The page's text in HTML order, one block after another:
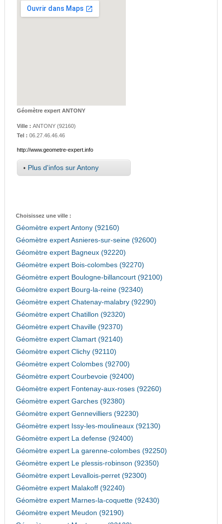
Géomètre expert ANTONY
Ville : ANTONY(92160)
Tel : 06.27.46.46.46
http://www.geometre-expert.info
• Plus d'infos sur Antony
Choisissez une ville :
Géomètre expert Antony (92160)
Géomètre expert Asnieres-sur-seine (92600)
Géomètre expert Bagneux (92220)
Géomètre expert Bois-colombes (92270)
Géomètre expert Boulogne-billancourt (92100)
Géomètre expert Bourg-la-reine (92340)
Géomètre expert Chatenay-malabry (92290)
Géomètre expert Chatillon (92320)
Géomètre expert Chaville (92370)
Géomètre expert Clamart (92140)
Géomètre expert Clichy (92110)
Géomètre expert Colombes (92700)
Géomètre expert Courbevoie (92400)
Géomètre expert Fontenay-aux-roses (92260)
Géomètre expert Garches (92380)
Géomètre expert Gennevilliers (92230)
Géomètre expert Issy-les-moulineaux (92130)
Géomètre expert La defense (92400)
Géomètre expert La garenne-colombes (92250)
Géomètre expert Le plessis-robinson (92350)
Géomètre expert Levallois-perret (92300)
Géomètre expert Malakoff (92240)
Géomètre expert Marnes-la-coquette (92430)
Géomètre expert Meudon (92190)